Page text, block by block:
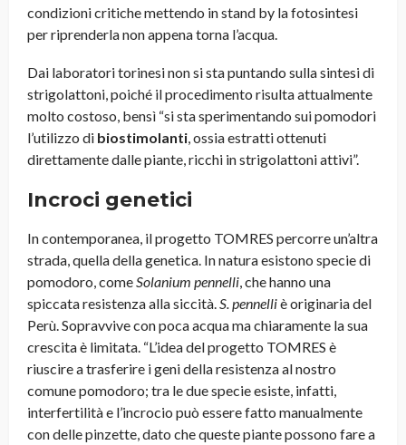
condizioni critiche mettendo in stand by la fotosintesi
per riprenderla non appena torna l’acqua.
Dai laboratori torinesi non si sta puntando sulla sintesi di
strigolattoni, poiché il procedimento risulta attualmente
molto costoso, bensì “si sta sperimentando sui pomodori
l’utilizzo di biostimolanti, ossia estratti ottenuti
direttamente dalle piante, ricchi in strigolattoni attivi”.
Incroci genetici
In contemporanea, il progetto TOMRES percorre un’altra
strada, quella della genetica. In natura esistono specie di
pomodoro, comeSolanium pennelli, che hanno una
spiccata resistenza alla siccità.S. pennelliè originaria del
Perù. Sopravvive con poca acqua ma chiaramente la sua
crescita è limitata. “L’idea del progetto TOMRES è
riuscire a trasferire i geni della resistenza al nostro
comune pomodoro; tra le due specie esiste, infatti,
interfertilità e l’incrocio può essere fatto manualmente
con delle pinzette, dato che queste piante possono fare a